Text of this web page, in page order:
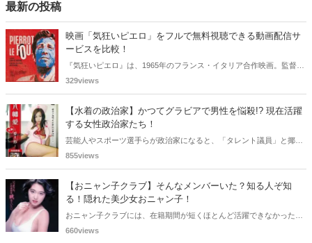
最新の投稿
映画「気狂いピエロ」をフルで無料視聴できる動画配信サ
ービスを比較！
『気狂いピエロ』は、1965年のフランス・イタリア合作映画。監督は
ジャン＝リュック・ゴダール。アンナ・カリーナ、ジャン＝ポール・
をご紹介します。
329views
【水着の政治家】かつてグラビアで男性を悩殺!? 現在活躍
する女性政治家たち！
芸能人やスポーツ選手らが政治家になると、「タレント議員」と揶揄
されることがありますが、同時に、"タレントとしての活躍" が再注目
わどいショットで多くの男性を魅了した女性も!? 今回は、そんなグラ
ビアで活躍した女性政治家6名をご紹介します。
855views
【おニャン子クラブ】そんなメンバーいた？知る人ぞ知
る！隠れた美少女おニャン子！
おニャン子クラブには、在籍期間が短くほとんど活躍できなかったも
のの、知る人ぞ知る "美少女おニャン子" がいました。それも、強制的
660views